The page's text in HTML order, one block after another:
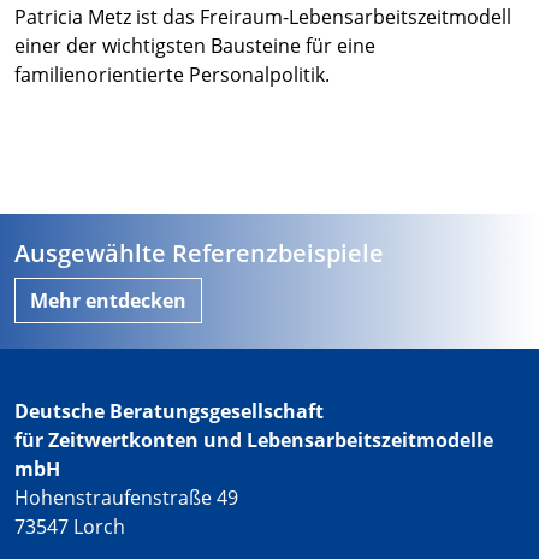
Patricia Metz ist das Freiraum-Lebensarbeitszeitmodell
einer der wichtigsten Bausteine für eine
familienorientierte Personalpolitik.
Ausgewählte Referenzbeispiele
Mehr entdecken
Deutsche Beratungsgesellschaft
für Zeitwertkonten und Lebensarbeitszeitmodelle
mbH
Hohenstraufenstraße 49
73547 Lorch